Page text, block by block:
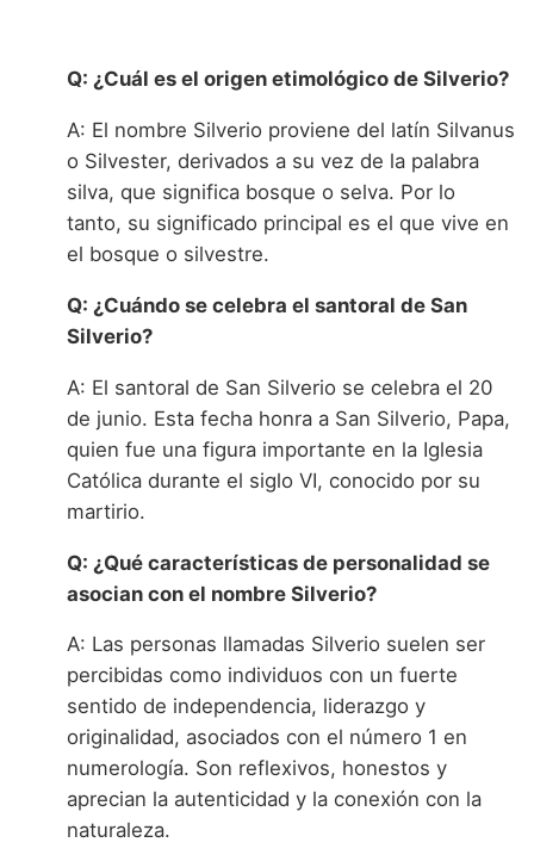
Q: ¿Cuál es el origen etimológico de Silverio?
A: El nombre Silverio proviene del latín Silvanus
o Silvester, derivados a su vez de la palabra
silva, que significa bosque o selva. Por lo
tanto, su significado principal es el que vive en
el bosque o silvestre.
Q: ¿Cuándo se celebra el santoral de San
Silverio?
A: El santoral de San Silverio se celebra el 20
de junio. Esta fecha honra a San Silverio, Papa,
quien fue una figura importante en la Iglesia
Católica durante el siglo VI, conocido por su
martirio.
Q: ¿Qué características de personalidad se
asocian con el nombre Silverio?
A: Las personas llamadas Silverio suelen ser
percibidas como individuos con un fuerte
sentido de independencia, liderazgo y
originalidad, asociados con el número 1 en
numerología. Son reflexivos, honestos y
aprecian la autenticidad y la conexión con la
naturaleza.